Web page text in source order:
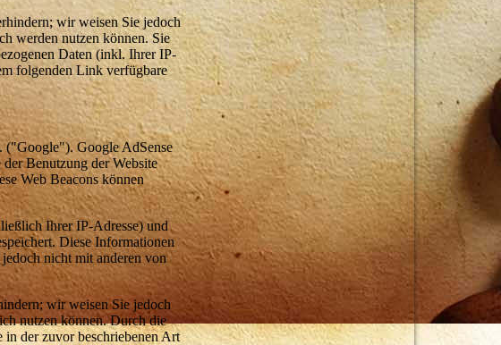
wir weisen Sie jedoch
werden nutzen können. Sie
Daten (inkl. Ihrer IP-
folgenden Link verfügbare
("Google"). Google AdSense
Benutzung der Website
Web Beacons können
Ihrer IP-Adresse) und
Diese Informationen
nicht mit anderen von
wir weisen Sie jedoch
nutzen können. Durch die
in der zuvor beschriebenen Art